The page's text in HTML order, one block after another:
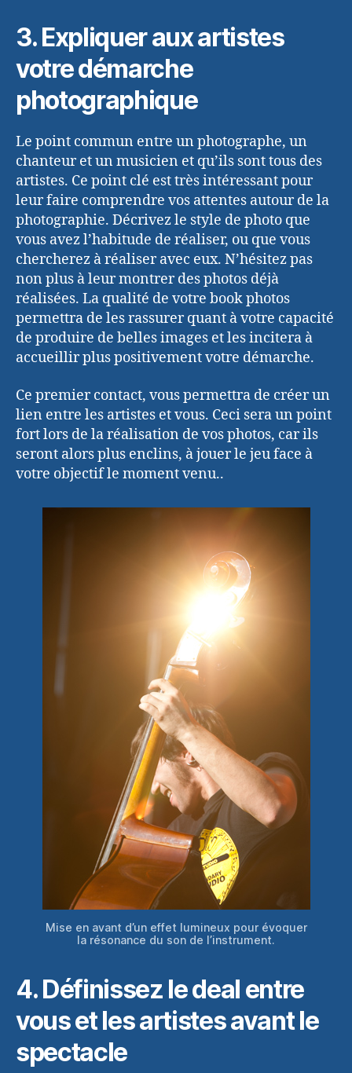
3. Expliquer aux artistes
votre démarche
photographique
Le point commun entre un photographe, un
chanteur et un musicien et qu’ils sont tous des
artistes. Ce point clé est très intéressant pour
leur faire comprendre vos attentes autour de la
photographie. Décrivez le style de photo que
vous avez l’habitude de réaliser, ou que vous
chercherez à réaliser avec eux. N’hésitez pas
non plus à leur montrer des photos déjà
réalisées. La qualité de votre book photos
permettra de les rassurer quant à votre capacité
de produire de belles images et les incitera à
accueillir plus positivement votre démarche.
Ce premier contact, vous permettra de créer un
lien entre les artistes et vous. Ceci sera un point
fort lors de la réalisation de vos photos, car ils
seront alors plus enclins, à jouer le jeu face à
votre objectif le moment venu..
Mise en avant d’un effet lumineux pour évoquer
la résonance du son de l’instrument.
4. Définissez le deal entre
vous et les artistes avant le
spectacle